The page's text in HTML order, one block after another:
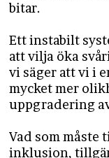
bitar.
Ett instabilt
att vilja öka
vi säger att vi i
mycket mer
uppgradering
Vad som måste
inklusion,